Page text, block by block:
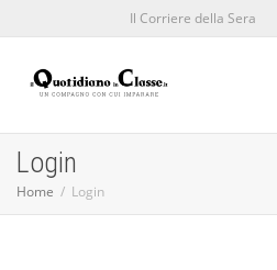
Il Corriere della Sera
Login
Home Login